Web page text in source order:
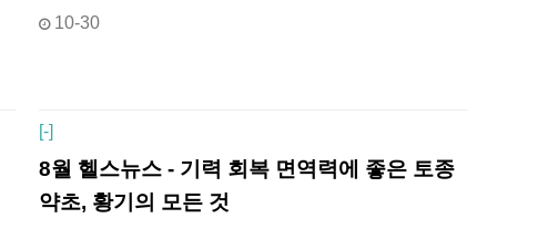
10-30
[-]
8월 헬스뉴스 - 기력 회복 면역력에 좋은 토종
약초, 황기의 모든 것